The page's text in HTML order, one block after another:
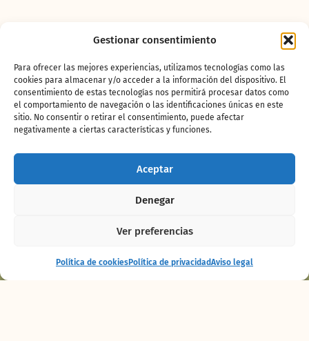
Gestionar consentimiento
Para ofrecer las mejores experiencias, utilizamos tecnologías como las
cookies para almacenar y/o acceder a la información del dispositivo. El
consentimiento de estas tecnologías nos permitirá procesar datos como
el comportamiento de navegación o las identificaciones únicas en este
sitio. No consentir o retirar el consentimiento, puede afectar
negativamente a ciertas características y funciones.
Aceptar
Denegar
Ver preferencias
Política de cookiesPolítica de privacidadAviso legal
Sitatunga occidental
Comprar
entradas
Espectáculo
Maya